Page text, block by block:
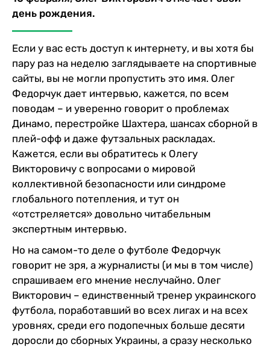
день рождения.
Если у вас есть доступ к интернету, и вы хотя бы
пару раз на неделю заглядываете на спортивные
сайты, вы не могли пропустить это имя. Олег
Федорчук дает интервью, кажется, по всем
поводам – и уверенно говорит о проблемах
Динамо, перестройке Шахтера, шансах сборной в
плей-офф и даже футзальных раскладах.
Кажется, если вы обратитесь к Олегу
Викторовичу с вопросами о мировой
коллективной безопасности или синдроме
глобального потепления, и тут он
«отстреляется» довольно читабельным
экспертным интервью.
Но на самом-то деле о футболе Федорчук
говорит не зря, а журналисты (и мы в том числе)
спрашиваем его мнение неслучайно. Олег
Викторович – единственный тренер украинского
футбола, поработавший во всех лигах и на всех
уровнях, среди его подопечных больше десяти
доросли до сборных Украины, а сразу несколько